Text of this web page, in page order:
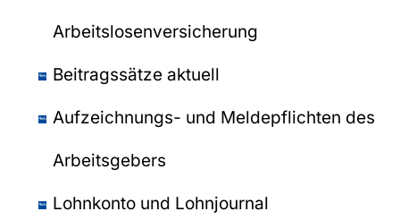
Arbeitslosenversicherung
Beitragssätze aktuell
Aufzeichnungs- und Meldepflichten des
Arbeitsgebers
Lohnkonto und Lohnjournal